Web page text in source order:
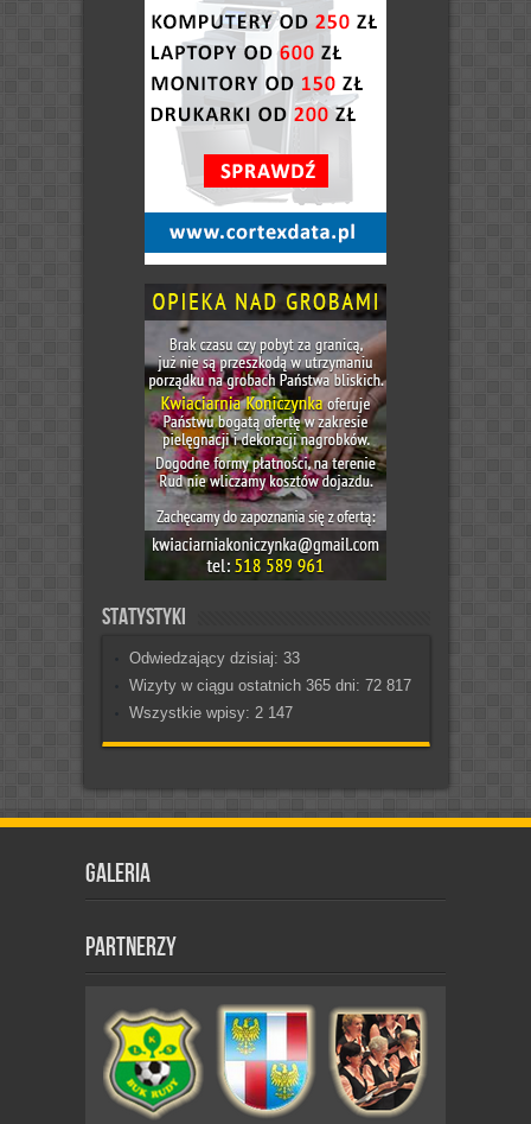
Statystyki
Odwiedzający dzisiaj: 33
Wizyty w ciągu ostatnich 365 dni: 72 817
Wszystkie wpisy: 2 147
Galeria
Partnerzy